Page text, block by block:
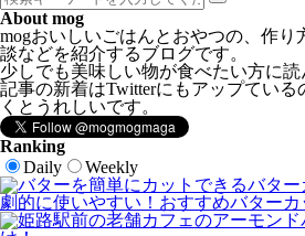
About mog
mogおいしいごはんとおやつの、作り
談などを紹介するブログです。
少しでも美味しい物が食べたい方に読
記事の新着はTwitterにもアップてい
くとうれしいです。
Ranking
Daily
Weekly
劇的に使いやすい！おすすめバターカ